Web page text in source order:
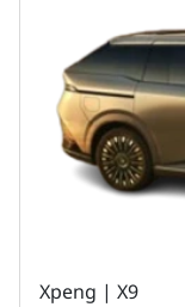
Xpeng | X9